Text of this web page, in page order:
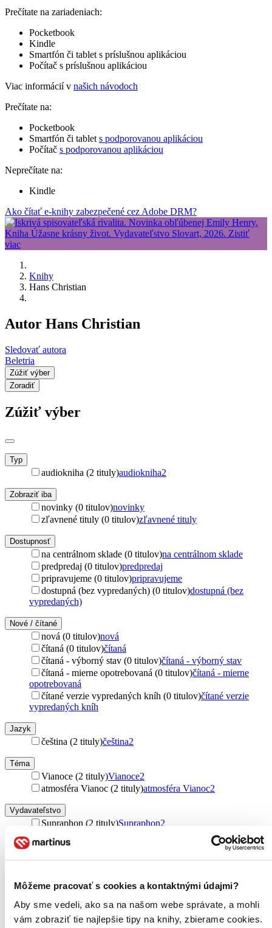
Môžeme pracovať s cookies a kontaktnými údajmi?
Aby sme vedeli, ako sa na našom webe správate, a mohli
vám zobraziť tie najlepšie tipy na knihy, zbierame cookies.
Prečítate na zariadeniach:
Pocketbook
Kindle
Smartfón či tablet s príslušnou aplikáciou
Počítač s príslušnou aplikáciou
Viac informácií v našich návodoch
Prečítate na:
Pocketbook
Smartfón či tablet s podporovanou aplikáciou
Počítač s podporovanou aplikáciou
Neprečítate na:
Kindle
Ako čítať e-knihy zabezpečené cez Adobe DRM?
Knihy
Hans Christian
Autor Hans Christian
Sledovať autora
Beletria
Zúžiť výber
Zoradiť
Zúžiť výber
Typ
audiokniha (2 tituly)audiokniha2
Zobraziť iba
novinky (0 titulov)novinky
zľavnené tituly (0 titulov)zľavnené tituly
Dostupnosť
na centrálnom sklade (0 titulov)na centrálnom sklade
predpredaj (0 titulov)predpredaj
pripravujeme (0 titulov)pripravujeme
dostupná (bez vypredaných) (0 titulov)dostupná (bez
vypredaných)
Nové / čítané
nová (0 titulov)nová
čítaná (0 titulov)čítaná
čítaná - výborný stav (0 titulov)čítaná - výborný stav
čítaná - mierne opotrebovaná (0 titulov)čítaná - mierne
opotrebovaná
čítané verzie vypredaných kníh (0 titulov)čítané verzie
vypredaných kníh
Jazyk
čeština (2 tituly)čeština2
Téma
Vianoce (2 tituly)Vianoce2
atmosféra Vianoc (2 tituly)atmosféra Vianoc2
Vydavateľstvo
Supraphon (2 tituly)Supraphon2
Formát
Audiokniha: CD (1 titul)Audiokniha: CD1
Zúžiť výber
Zoradiť